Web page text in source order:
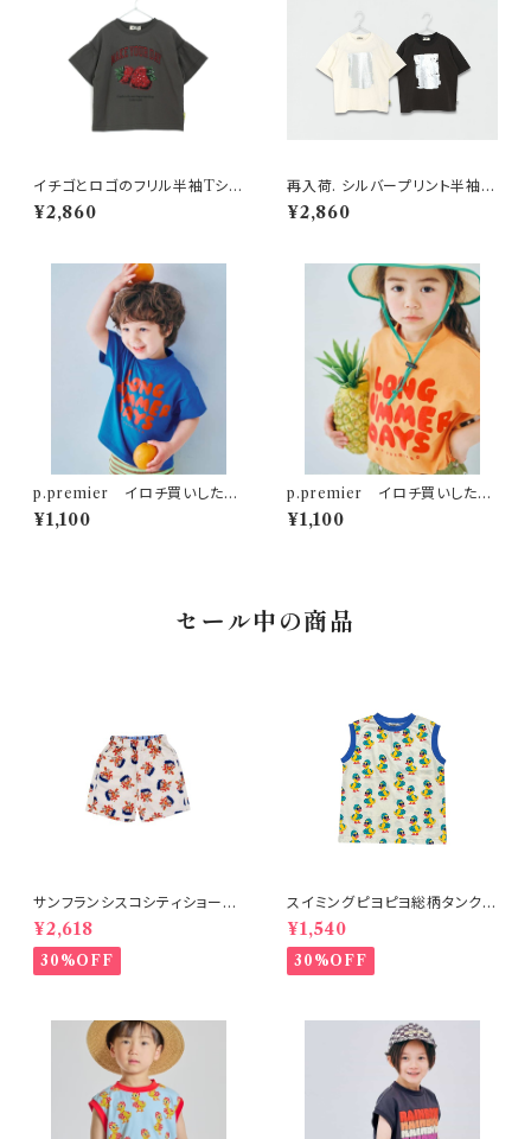
イチゴとロゴのフリル半袖Tシャ
¥2,860
再入荷. シルバープリント半袖T
シャツ 150-160cm
¥2,860
p.premier イロチ買いしたい
ノーバケーションノーサマーロゴ
¥1,100
p.premier イロチ買いしたい
ノーバケーションノーサマーロゴ
¥1,100
セール中の商品
サンフランシスコシティショー
ツ オフホワイト 150-160
¥2,618
30%OFF
スイミングピヨピヨ総柄タンクト
ップ アイボリー
¥1,540
30%OFF